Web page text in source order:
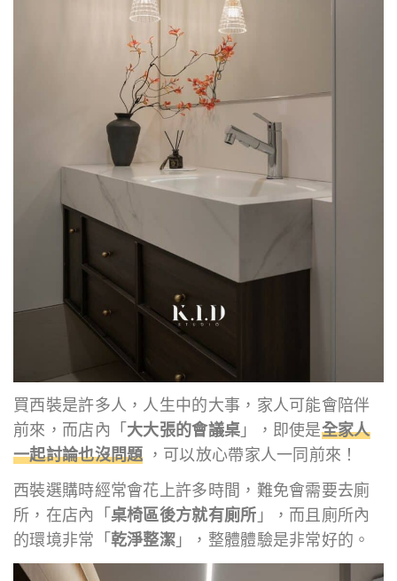
買西裝是許多人，人生中的大事，家人可能會陪伴
前來，而店內「 大大張的會議桌 」，即使是全家人
一起討論也沒問題 ，可以放心帶家人一同前來！
西裝選購時經常會花上許多時間，難免會需要去廁
所，在店內「 桌椅區後方就有廁所 」，而且廁所內
的環境非常「 乾淨整潔 」，整體體驗是非常好的。